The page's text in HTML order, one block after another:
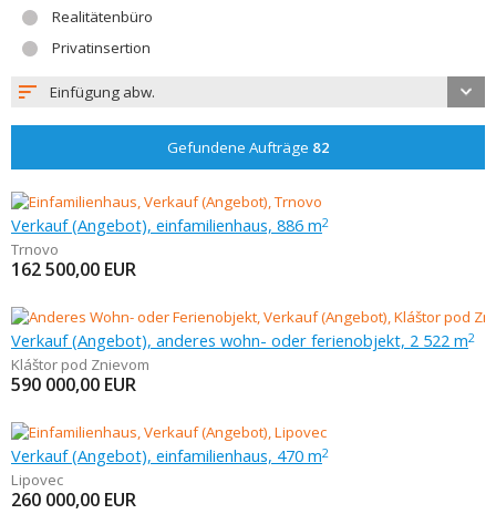
Realitätenbüro
Privatinsertion
Einfügung abw.
Gefundene Aufträge 82
Verkauf (Angebot), einfamilienhaus, 886 m2
Trnovo
162 500,00 EUR
Verkauf (Angebot), anderes wohn- oder ferienobjekt, 2 522 m2
Kláštor pod Znievom
590 000,00 EUR
Verkauf (Angebot), einfamilienhaus, 470 m2
Lipovec
260 000,00 EUR